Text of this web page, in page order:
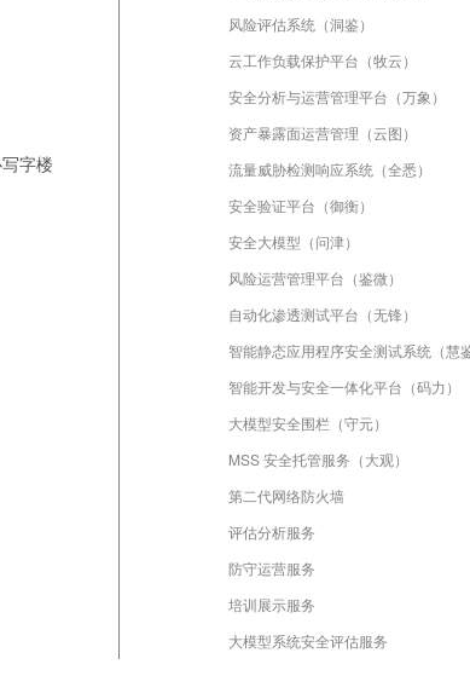
字楼
风险评估系统（洞鉴）
云工作负载保护平台（牧云）
安全分析与运营管理平台（万象）
资产暴露面运营管理（云图）
流量威胁检测响应系统（全悉）
安全验证平台（御衡）
安全大模型（问津）
风险运营管理平台（鉴微）
自动化渗透测试平台（无锋）
智能静态应用程序安全测试系统（慧鉴
智能开发与安全一体化平台（码力）
大模型安全围栏（守元）
MSS 安全托管服务（大观）
第二代网络防火墙
评估分析服务
防守运营服务
培训展示服务
大模型系统安全评估服务